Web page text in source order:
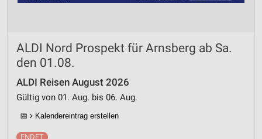
ALDI Nord Prospekt für Arnsberg ab Sa.
den 01.08.
ALDI Reisen August 2026
Gültig von 01. Aug. bis 06. Aug.
📅 Kalendereintrag erstellen